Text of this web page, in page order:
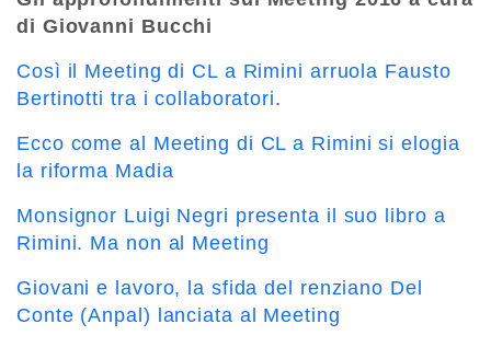
di Giovanni Bucchi
Così il Meeting di CL a Rimini arruola Fausto
Bertinotti tra i collaboratori.
Ecco come al Meeting di CL a Rimini si elogia
la riforma Madia
Monsignor Luigi Negri presenta il suo libro a
Rimini. Ma non al Meeting
Giovani e lavoro, la sfida del renziano Del
Conte (Anpal) lanciata al Meeting